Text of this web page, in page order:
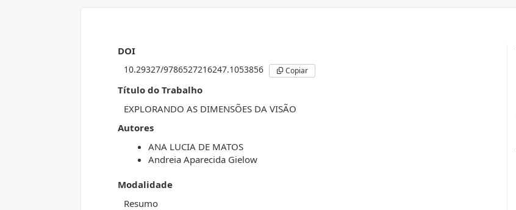
DOI
10.29327/9786527216247.1053856 Copiar
Título do Trabalho
EXPLORANDO AS DIMENSÕES DA VISÃO
Autores
ANA LUCIA DE MATOS
Andreia Aparecida Gielow
Modalidade
Resumo